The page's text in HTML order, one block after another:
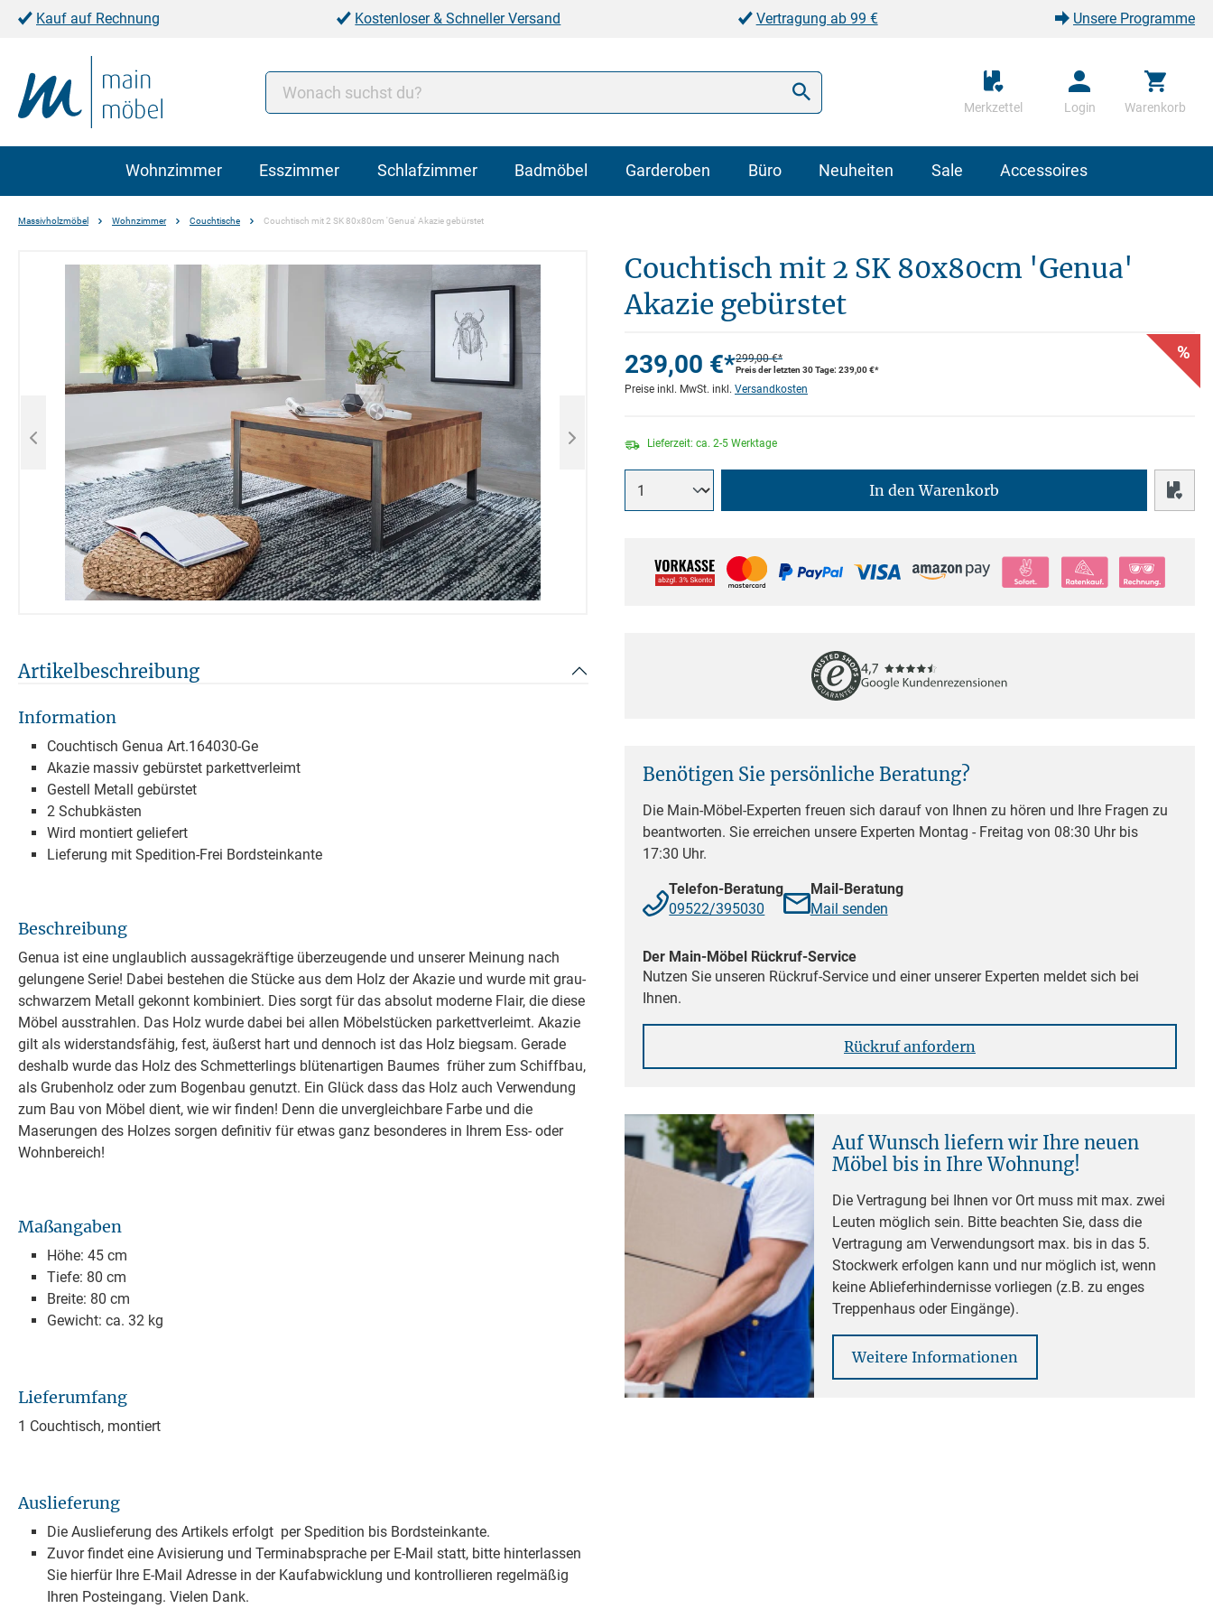
Kauf auf Rechnung Kostenloser & Schneller Versand Vertragung ab 99 € Unsere Programme
Merkzettel Login Warenkorb
Wohnzimmer Esszimmer Schlafzimmer Badmöbel Garderoben Büro Neuheiten Sale Accessoires
Massivholzmöbel Wohnzimmer Couchtische Couchtisch mit 2 SK 80x80cm 'Genua' Akazie gebürstet
Artikelbeschreibung
Information
Couchtisch Genua Art.164030-Ge
Akazie massiv gebürstet parkettverleimt
Gestell Metall gebürstet
2 Schubkästen
Wird montiert geliefert
Lieferung mit Spedition-Frei Bordsteinkante
Beschreibung
Genua ist eine unglaublich aussagekräftige überzeugende und unserer Meinung nach
gelungene Serie! Dabei bestehen die Stücke aus dem Holz der Akazie und wurde mit grau-
schwarzem Metall gekonnt kombiniert. Dies sorgt für das absolut moderne Flair, die diese
Möbel ausstrahlen. Das Holz wurde dabei bei allen Möbelstücken parkettverleimt. Akazie
gilt als widerstandsfähig, fest, äußerst hart und dennoch ist das Holz biegsam. Gerade
deshalb wurde das Holz des Schmetterlings blütenartigen Baumes früher zum Schiffbau,
als Grubenholz oder zum Bogenbau genutzt. Ein Glück dass das Holz auch Verwendung
zum Bau von Möbel dient, wie wir finden! Denn die unvergleichbare Farbe und die
Maserungen des Holzes sorgen definitiv für etwas ganz besonderes in Ihrem Ess- oder
Wohnbereich!
Maßangaben
Höhe: 45 cm
Tiefe: 80 cm
Breite: 80 cm
Gewicht: ca. 32 kg
Lieferumfang
1 Couchtisch, montiert
Auslieferung
Die Auslieferung des Artikels erfolgt per Spedition bis Bordsteinkante.
Zuvor findet eine Avisierung und Terminabsprache per E-Mail statt, bitte hinterlassen
Sie hierfür Ihre E-Mail Adresse in der Kaufabwicklung und kontrollieren regelmäßig
Ihren Posteingang. Vielen Dank.
Couchtisch mit 2 SK 80x80cm 'Genua'
Akazie gebürstet
239,00 €* %
299,00 €*
Preis der letzten 30 Tage: 239,00 €*
Preise inkl. MwSt. inkl. Versandkosten
Lieferzeit: ca. 2-5 Werktage
In den Warenkorb
Benötigen Sie persönliche Beratung?
Die Main-Möbel-Experten freuen sich darauf von Ihnen zu hören und Ihre Fragen zu
beantworten. Sie erreichen unsere Experten Montag - Freitag von 08:30 Uhr bis
17:30 Uhr.
Telefon-Beratung
09522/395030
Mail-Beratung
Mail senden
Der Main-Möbel Rückruf-Service
Nutzen Sie unseren Rückruf-Service und einer unserer Experten meldet sich bei
Ihnen.
Rückruf anfordern
Auf Wunsch liefern wir Ihre neuen
Möbel bis in Ihre Wohnung!
Die Vertragung bei Ihnen vor Ort muss mit max. zwei
Leuten möglich sein. Bitte beachten Sie, dass die
Vertragung am Verwendungsort max. bis in das 5.
Stockwerk erfolgen kann und nur möglich ist, wenn
keine Ablieferhindernisse vorliegen (z.B. zu enges
Treppenhaus oder Eingänge).
Weitere Informationen